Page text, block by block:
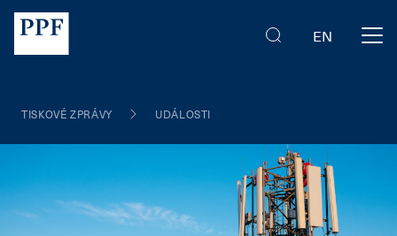
EN
TISKOVÉ ZPRÁVY UDÁLOSTI